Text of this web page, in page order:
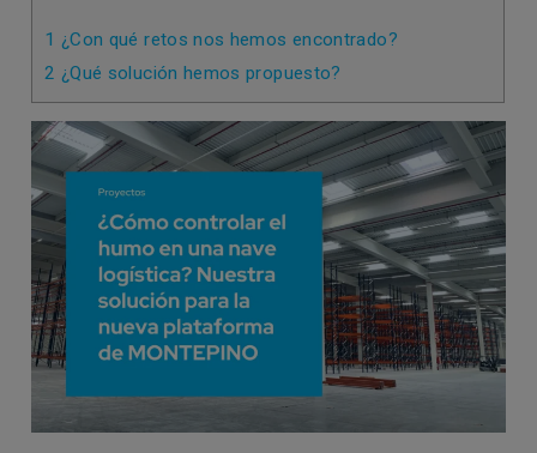
1 ¿Con qué retos nos hemos encontrado?
2 ¿Qué solución hemos propuesto?